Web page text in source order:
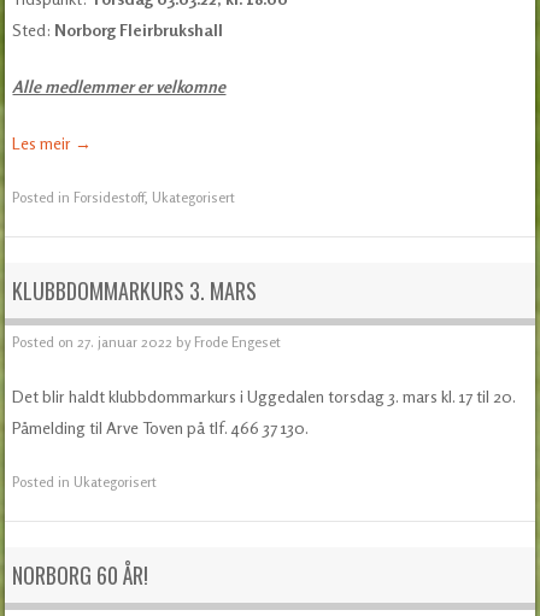
Sted: Norborg Fleirbrukshall
Alle medlemmer er velkomne
Les meir →
Posted in Forsidestoff, Ukategorisert
KLUBBDOMMARKURS 3. MARS
Posted on27. januar 2022 by Frode Engeset
Det blir haldt klubbdommarkurs i Uggedalen torsdag 3. mars kl. 17 til 20.
Påmelding til Arve Toven på tlf. 466 37 130.
Posted in Ukategorisert
NORBORG 60 ÅR!